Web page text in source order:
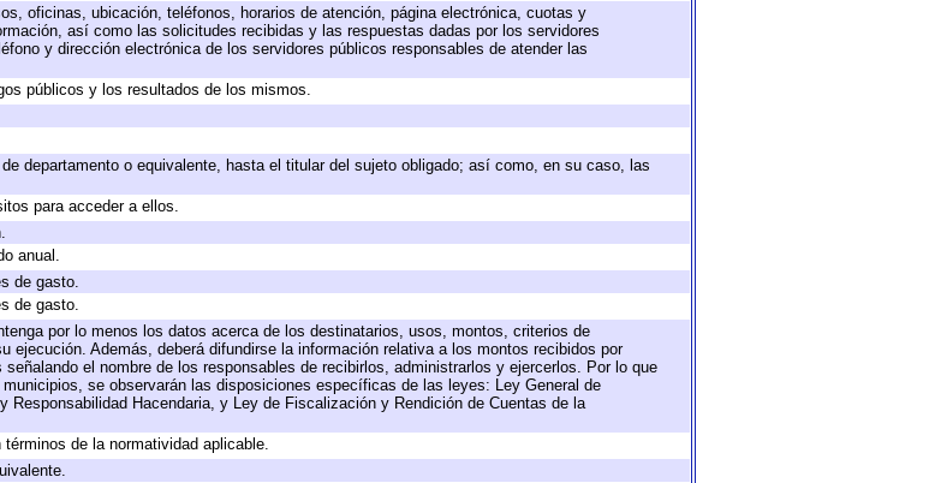
oficinas, ubicación, teléfonos, horarios de atención, página electrónica, cuotas y
así como las solicitudes recibidas y las respuestas dadas por los servidores
y dirección electrónica de los servidores públicos responsables de atender las
públicos y los resultados de los mismos.
departamento o equivalente, hasta el titular del sujeto obligado; así como, en su caso, las
para acceder a ellos.
anual.
de gasto.
de gasto.
por lo menos los datos acerca de los destinatarios, usos, montos, criterios de
ejecución. Además, deberá difundirse la información relativa a los montos recibidos por
el nombre de los responsables de recibirlos, administrarlos y ejercerlos. Por lo que
se observarán las disposiciones específicas de las leyes: Ley General de
Responsabilidad Hacendaria, y Ley de Fiscalización y Rendición de Cuentas de la
de la normatividad aplicable.